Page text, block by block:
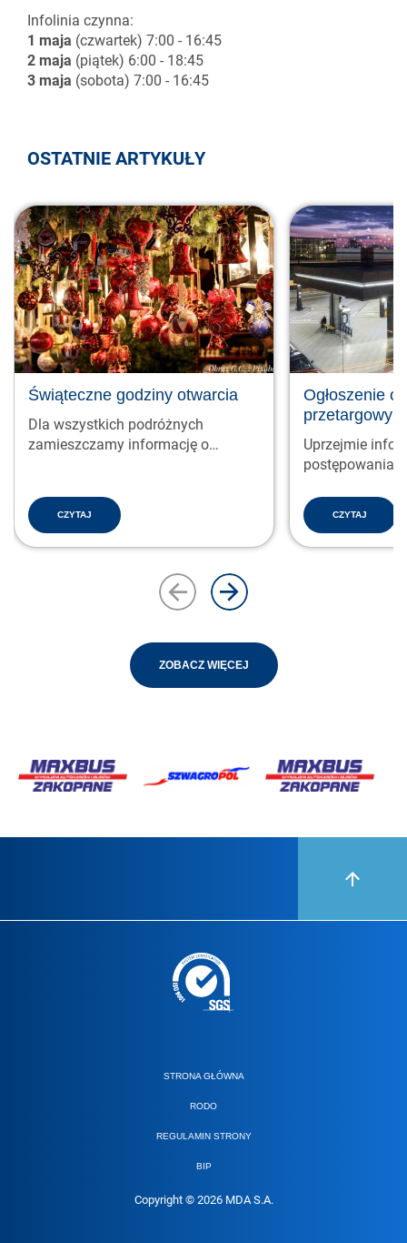
Infolinia czynna:
1 maja (czwartek) 7:00 - 16:45
2 maja (piątek) 6:00 - 18:45
3 maja (sobota) 7:00 - 16:45
OSTATNIE ARTYKUŁY
Świąteczne godziny otwarcia
Dla wszystkich podróżnych
zamieszczamy informację o
CZYTAJ
Ogłoszenie o
przetargowym
Uprzejmie
postępowania
CZYTAJ
ZOBACZ WIĘCEJ
STRONA GŁÓWNA
RODO
REGULAMIN STRONY
BIP
Copyright © 2026 MDA S.A.